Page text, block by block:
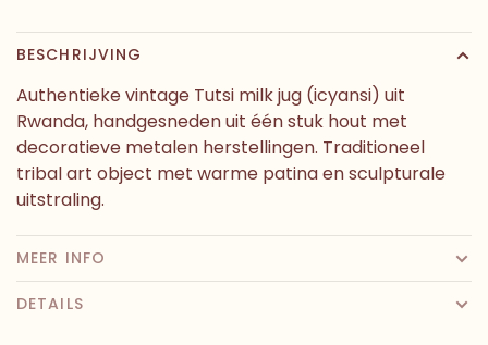
BESCHRIJVING
Authentieke vintage Tutsi milk jug (icyansi) uit
Rwanda, handgesneden uit één stuk hout met
decoratieve metalen herstellingen. Traditioneel
tribal art object met warme patina en sculpturale
uitstraling.
MEER INFO
DETAILS